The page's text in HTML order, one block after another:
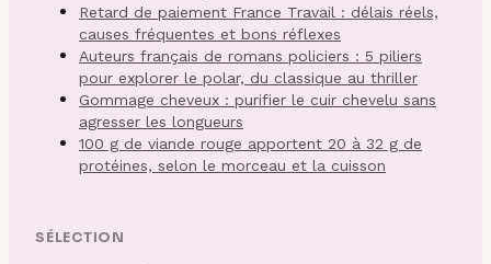
Retard de paiement France Travail : délais réels,
causes fréquentes et bons réflexes
Auteurs français de romans policiers : 5 piliers
pour explorer le polar, du classique au thriller
Gommage cheveux : purifier le cuir chevelu sans
agresser les longueurs
100 g de viande rouge apportent 20 à 32 g de
protéines, selon le morceau et la cuisson
SÉLECTION